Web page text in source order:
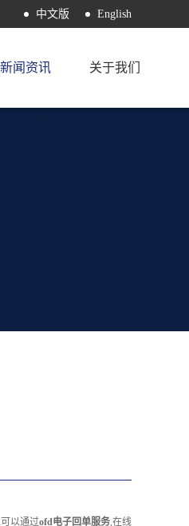
中文版 English
新闻资讯 关于我们
以通过ofd电子回单服务,在线